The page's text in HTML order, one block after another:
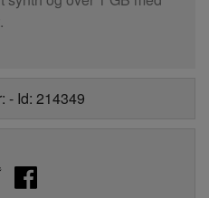
- Id: 214349